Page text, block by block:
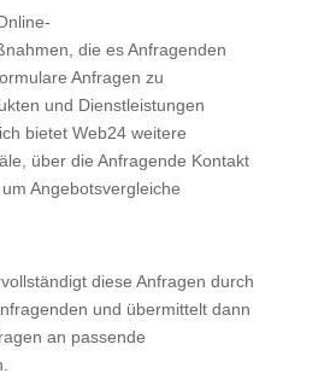
die es Anfragenden
Anfragen zu
und Dienstleistungen
bietet Web24 weitere
über die Anfragende Kontakt
Angebotsvergleiche
diese Anfragen durch
und übermittelt dann
an passende